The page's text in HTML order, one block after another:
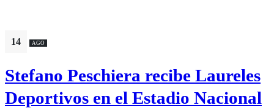
14 AGO
Stefano Peschiera recibe Laureles
Deportivos en el Estadio Nacional